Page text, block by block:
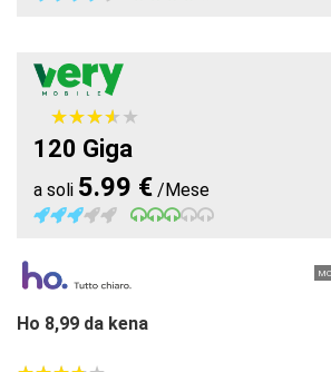
★★★★★
★★★★★
120 Giga
a soli 5.99 € /Mese
Ho 8,99 da kena